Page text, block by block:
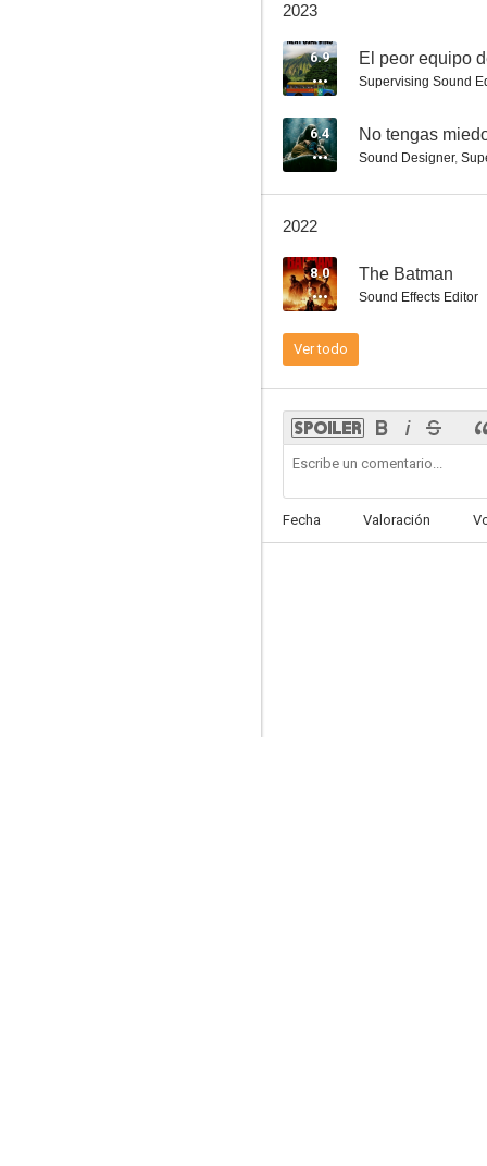
La sombra del poder
Liga de la Justicia
6.8
2023
6.9
Supervising Sound
6.4 No tengas
Sound Designer,
2022
8.0 The Batman
Sound Effects Editor
Ver todo
Fecha Valoración